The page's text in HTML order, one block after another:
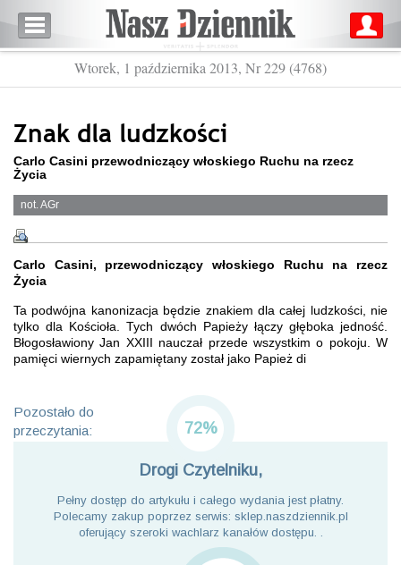
Wtorek, 1 października 2013, Nr 229 (4768)
Znak dla ludzkości
Carlo Casini przewodniczący włoskiego Ruchu na rzecz
Życia
not. AGr
Carlo Casini, przewodniczący włoskiego Ruchu na rzecz
Życia
Ta podwójna kanonizacja będzie znakiem dla całej ludzkości, nie
tylko dla Kościoła. Tych dwóch Papieży łączy głęboka jedność.
Błogosławiony Jan XXIII nauczał przede wszystkim o pokoju. W
pamięci wiernych zapamiętany został jako Papież di
Pozostało do
przeczytania:
72%
Drogi Czytelniku,
Pełny dostęp do artykułu i całego wydania jest płatny.
Polecamy zakup poprzez serwis: sklep.naszdziennik.pl
oferujący szeroki wachlarz kanałów dostępu. .